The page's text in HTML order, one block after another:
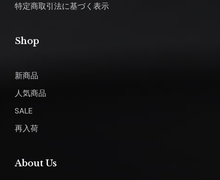
特定商取引法に基づく表示
Shop
新商品
人気商品
SALE
再入荷
About Us